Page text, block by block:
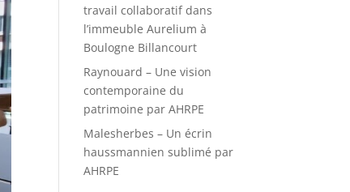
travail collaboratif dans
l’immeuble Aurelium à
Boulogne Billancourt
Raynouard – Une vision
contemporaine du
patrimoine par AHRPE
Malesherbes – Un écrin
haussmannien sublimé par
AHRPE